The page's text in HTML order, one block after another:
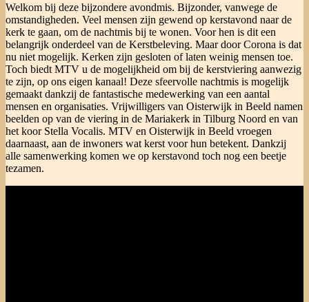
Welkom bij deze bijzondere avondmis. Bijzonder, vanwege de
omstandigheden. Veel mensen zijn gewend op kerstavond naar de
kerk te gaan, om de nachtmis bij te wonen. Voor hen is dit een
belangrijk onderdeel van de Kerstbeleving. Maar door Corona is dat
nu niet mogelijk. Kerken zijn gesloten of laten weinig mensen toe.
Toch biedt MTV u de mogelijkheid om bij de kerstviering aanwezig
te zijn, op ons eigen kanaal! Deze sfeervolle nachtmis is mogelijk
gemaakt dankzij de fantastische medewerking van een aantal
mensen en organisaties. Vrijwilligers van Oisterwijk in Beeld namen
beelden op van de viering in de Mariakerk in Tilburg Noord en van
het koor Stella Vocalis. MTV en Oisterwijk in Beeld vroegen
daarnaast, aan de inwoners wat kerst voor hun betekent. Dankzij
alle samenwerking komen we op kerstavond toch nog een beetje
tezamen.